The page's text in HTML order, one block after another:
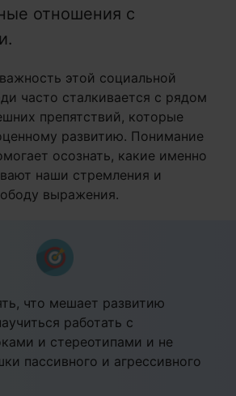
отношения с
этой социальной
часто сталкивается с рядом
препятствий, которые
развитию. Понимание
осознать, какие именно
наши стремления и
выражения.
что мешает развитию
работать с
и стереотипами и не
пассивного и агрессивного